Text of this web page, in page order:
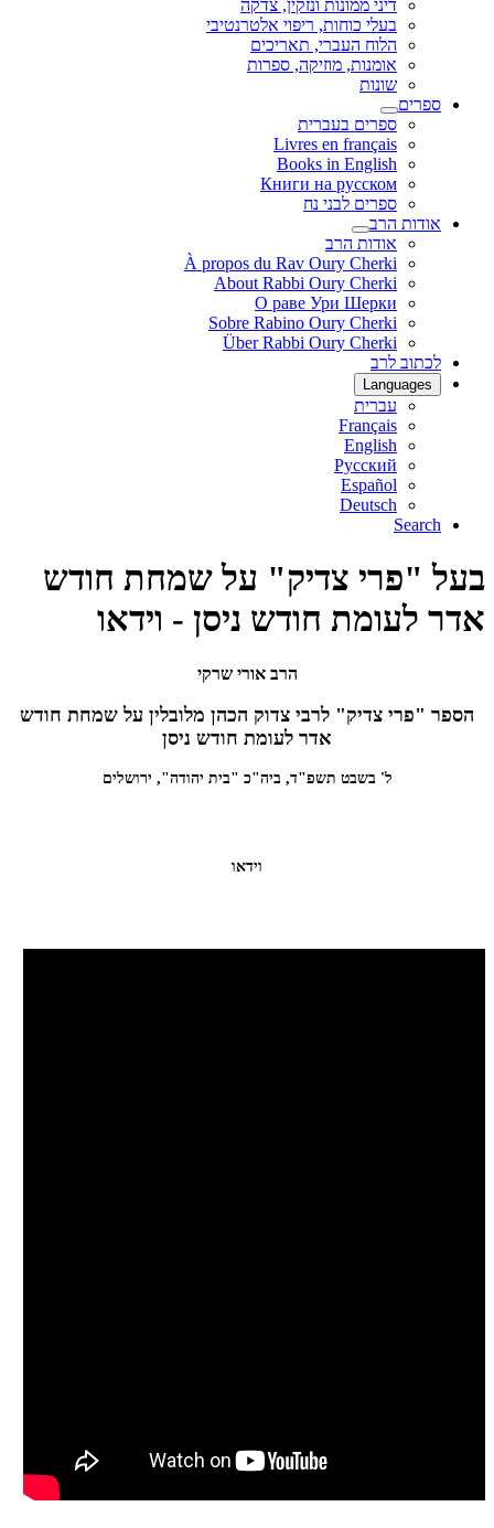
דיני ממונות ונזקין, צדקה
בעלי כוחות, ריפוי אלטרנטיבי
הלוח העברי, תאריכים
אומנות, מוזיקה, ספרות
שונות
ספרים
ספרים בעברית
Livres en français
Books in English
Книги на русском
ספרים לבני נח
אודות הרב
אודות הרב
À propos du Rav Oury Cherki
About Rabbi Oury Cherki
О раве Ури Шерки
Sobre Rabino Oury Cherki
Über Rabbi Oury Cherki
לכתוב לרב
Languages
עברית
Français
English
Русский
Español
Deutsch
Search
בעל "פרי צדיק" על שמחת חודש
אדר לעומת חודש ניסן - וידאו
הרב אורי שרקי
הספר "פרי צדיק" לרבי צדוק הכהן מלובלין על שמחת חודש
אדר לעומת חודש ניסן
ל' בשבט תשפ"ד, ביה"כ "בית יהודה", ירושלים
וידאו